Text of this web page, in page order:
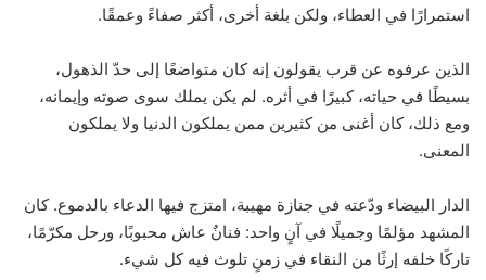
استمرارًا في العطاء، ولكن بلغة أخرى، أكثر صفاءً وعمقًا.
الذين عرفوه عن قرب يقولون إنه كان متواضعًا إلى حدّ الذهول،
بسيطًا في حياته، كبيرًا في أثره. لم يكن يملك سوى صوته وإيمانه،
ومع ذلك، كان أغنى من كثيرين ممن يملكون الدنيا ولا يملكون
المعنى.
الدار البيضاء ودّعته في جنازة مهيبة، امتزج فيها الدعاء بالدموع. كان
المشهد مؤلمًا وجميلًا في آنٍ واحد: فنانٌ عاش محبوبًا، ورحل مكرّمًا،
تاركًا خلفه إرثًا من النقاء في زمنٍ تلوث فيه كل شيء.